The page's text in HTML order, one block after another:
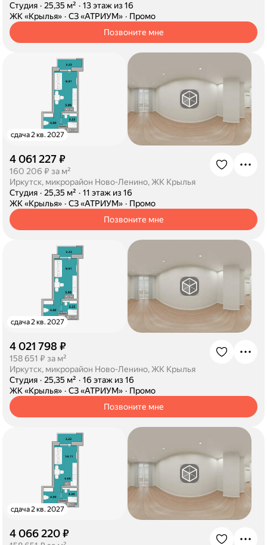
Студия · 25,35 м² · 13 этаж из 16
ЖК «Крылья» · СЗ «АТРИУМ» · Промо
Позвоните мне
сдача 2 кв. 2027
4 061 227 ₽
160 206 ₽ за м²
Иркутск, микрорайон Ново-Ленино, ЖК Крылья
Студия · 25,35 м² · 11 этаж из 16
ЖК «Крылья» · СЗ «АТРИУМ» · Промо
Позвоните мне
сдача 2 кв. 2027
4 021 798 ₽
158 651 ₽ за м²
Иркутск, микрорайон Ново-Ленино, ЖК Крылья
Студия · 25,35 м² · 16 этаж из 16
ЖК «Крылья» · СЗ «АТРИУМ» · Промо
Позвоните мне
сдача 2 кв. 2027
4 066 220 ₽